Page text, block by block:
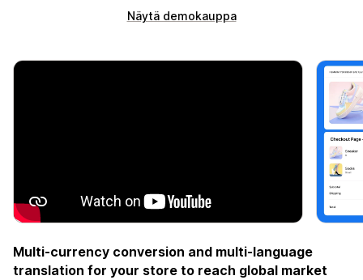
Näytä demokauppa
Multi-currency conversion and multi-language
translation for your store to reach global market